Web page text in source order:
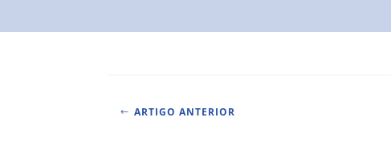
# ARTIGO ANTERIOR